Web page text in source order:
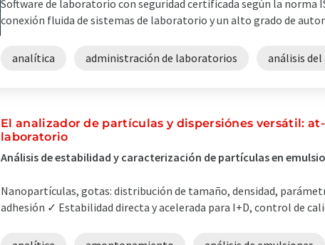
Software de laboratorio con seguridad certificada según la norma
conexión fluida de sistemas de laboratorio y un alto grado de
analítica administración de laboratorios análisis del
El analizador de partículas y dispersiónes versátil:
laboratorio
Análisis de estabilidad y caracterización de partículas en
Nanopartículas, gotas: distribución de tamaño, densidad,
adhesión ✓ Estabilidad directa y acelerada para I+D, control de